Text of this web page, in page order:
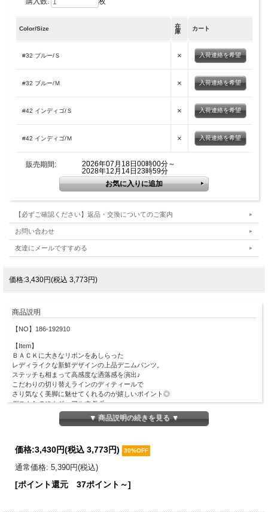
Color/Size
在
庫
カート
#32 ブルー/Ｓ × 入荷連絡を希望
#32 ブルー/Ｍ × 入荷連絡を希望
#42 インディゴ/Ｓ × 入荷連絡を希望
#42 インディゴ/Ｍ × 入荷連絡を希望
販売期間:
2026年07月18日00時00分～
2028年12月14日23時59分
【必ずご確認ください】返品・交換についてのご案内
お問い合わせ
友達にメールですすめる
価格:3,430円(税込 3,773円)
商品説明
【NO】186-192910
【Item】
ＢＡＣＫに大きなリボンをあしらった
レディライクな新鮮デザインの上品デニムパンツ。
ステッチも相まって高感度な洒落感を演出♪
こだわりの切り替えラインのディティールで
さり気なく美脚に魅せてくれるのが嬉しいポイント◎
デニムなのにカジュアルすぎず、
フェミニンコーデにも合うtoccoならではの１着です。
・着用により、他の衣服等に色が付着することがあります。
います。
・下着等は同色系のものを着用されることをおすすめします。
・お洗濯時は、単独洗いでお願い致します。
▼ 商品説明の続きを見る ▼
価格:3,430円(税込 3,773円) 30%OFF
通常価格: 5,390円(税込)
[ポイント還元 37ポイント～]